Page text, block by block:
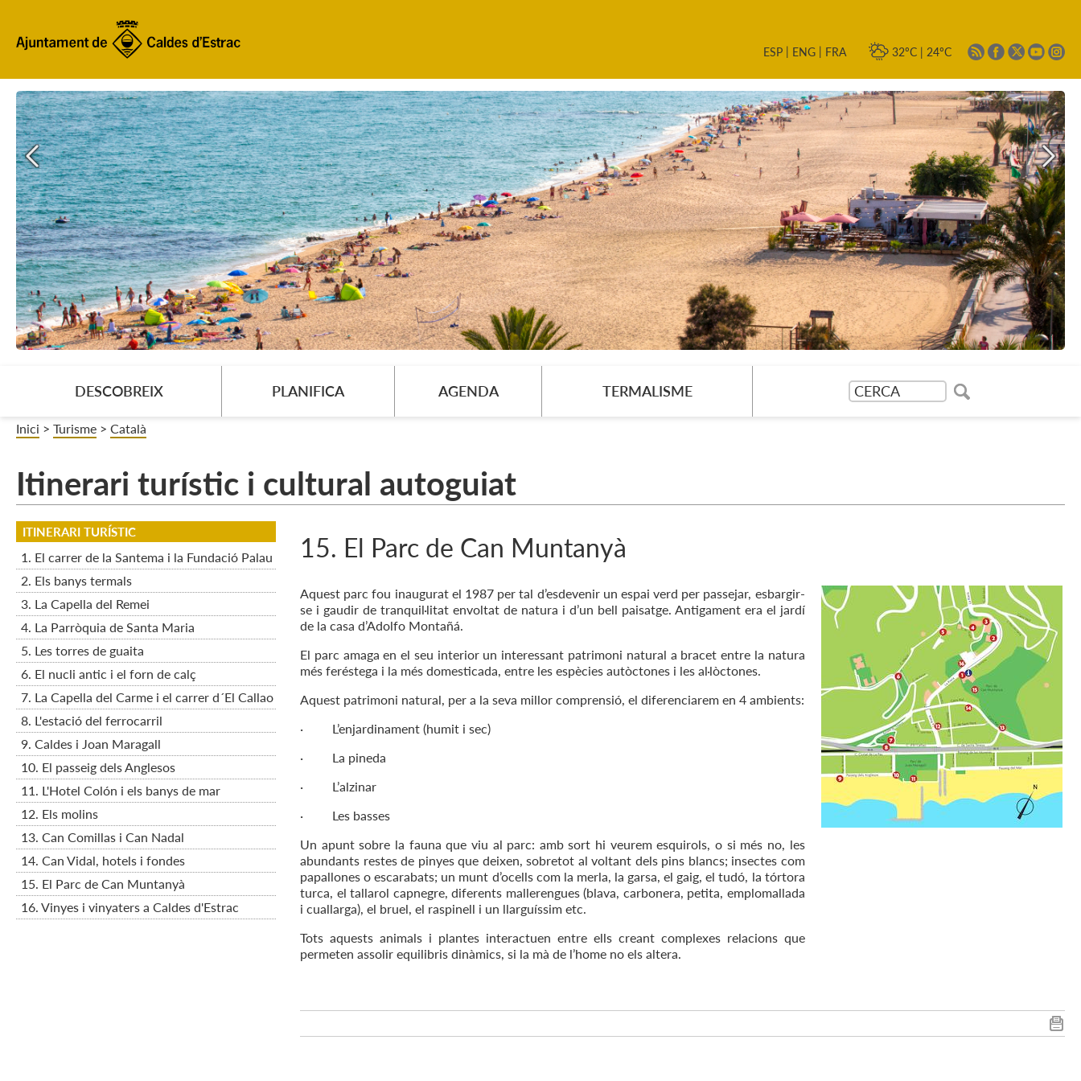
DESCOBREIX PLANIFICA AGENDA TERMALISME
ESP | ENG | FRA 32ºC | 24ºC
Inici > Turisme > Català
Itinerari turístic i cultural autoguiat
ITINERARI TURÍSTIC
1. El carrer de la Santema i la Fundació Palau
2. Els banys termals
3. La Capella del Remei
4. La Parròquia de Santa Maria
5. Les torres de guaita
6. El nucli antic i el forn de calç
7. La Capella del Carme i el carrer d´El Callao
8. L'estació del ferrocarril
9. Caldes i Joan Maragall
10. El passeig dels Anglesos
11. L'Hotel Colón i els banys de mar
12. Els molins
13. Can Comillas i Can Nadal
14. Can Vidal, hotels i fondes
15. El Parc de Can Muntanyà
16. Vinyes i vinyaters a Caldes d'Estrac
15. El Parc de Can Muntanyà
Aquest parc fou inaugurat el 1987 per tal d’esdevenir un espai verd per passejar, esbargir-
se i gaudir de tranquil·litat envoltat de natura i d’un bell paisatge. Antigament era el jardí
de la casa d’Adolfo Montañá.
El parc amaga en el seu interior un interessant patrimoni natural a bracet entre la natura
més feréstega i la més domesticada, entre les espècies autòctones i les al·lòctones.
Aquest patrimoni natural, per a la seva millor comprensió, el diferenciarem en 4 ambients:
· L’enjardinament (humit i sec)
· La pineda
· L’alzinar
· Les basses
Un apunt sobre la fauna que viu al parc: amb sort hi veurem esquirols, o si més no, les
abundants restes de pinyes que deixen, sobretot al voltant dels pins blancs; insectes com
papallones o escarabats; un munt d’ocells com la merla, la garsa, el gaig, el tudó, la tórtora
turca, el tallarol capnegre, diferents mallerengues (blava, carbonera, petita, emplomallada
i cuallarga), el bruel, el raspinell i un llarguíssim etc.
Tots aquests animals i plantes interactuen entre ells creant complexes relacions que
permeten assolir equilibris dinàmics, si la mà de l’home no els altera.